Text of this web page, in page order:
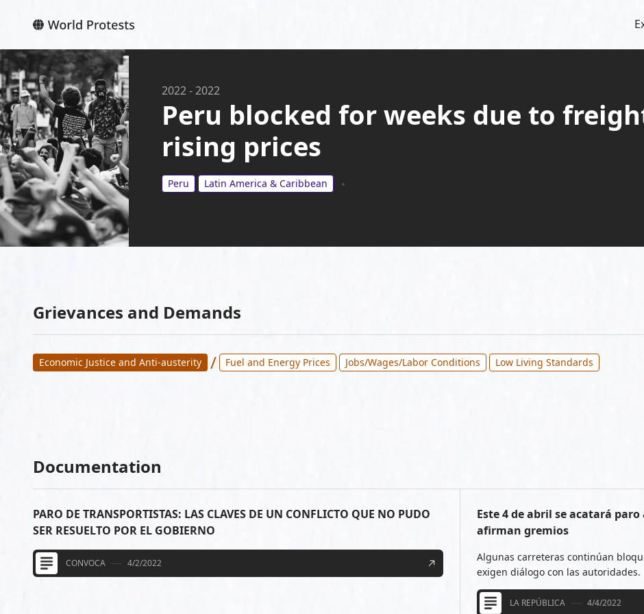
2022-2022
Peru blocked for weeks due to
rising prices
Peru Latin America & Caribbean
Grievances and Demands
Economic Justice and Anti-austerity / Fuel and Energy Prices Jobs/Wages/Labor Conditions Low Living Standards
Documentation
PARO DE TRANSPORTISTAS: LAS CLAVES DE UN CONFLICTO QUE NO PUDO
SER RESUELTO POR EL GOBIERNO
CONVOCA 4/2/2022
Este 4 de abril se acatará
afirman gremios
Algunas carreteras continúan
exigen diálogo con las autoridades.
LA REPÚBLICA 4/4/2022